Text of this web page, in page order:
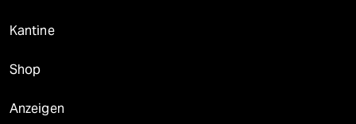
Kantine
Shop
Anzeigen